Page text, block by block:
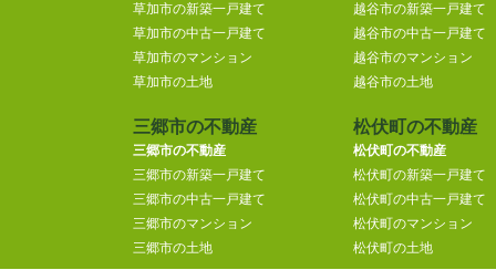
草加市の新築一戸建て
草加市の中古一戸建て
草加市のマンション
草加市の土地
越谷市の新築一戸建て
越谷市の中古一戸建て
越谷市のマンション
越谷市の土地
三郷市の不動産
三郷市の不動産
三郷市の新築一戸建て
三郷市の中古一戸建て
三郷市のマンション
三郷市の土地
松伏町の不動産
松伏町の不動産
松伏町の新築一戸建て
松伏町の中古一戸建て
松伏町のマンション
松伏町の土地